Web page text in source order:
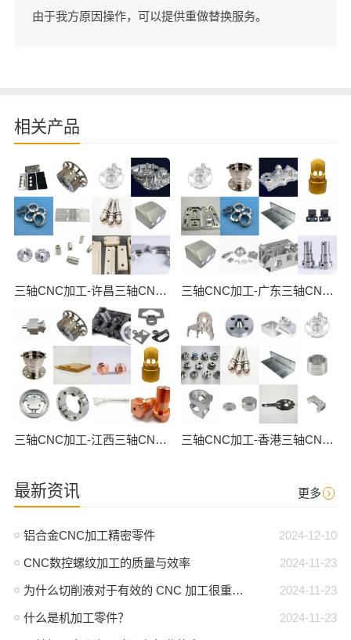
由于我方原因操作，可以提供重做替换服务。
相关产品
三轴CNC加工-许昌三轴CNC数控加工 三轴CNC加工-广东三轴CNC数控加工
三轴CNC加工-江西三轴CNC数控加工 三轴CNC加工-香港三轴CNC数控加工
最新资讯 更多
2024-12-10
铝合金CNC加工精密零件
2024-11-23
CNC数控螺纹加工的质量与效率
2024-11-23
为什么切削液对于有效的 CNC 加工很重要？
2024-11-23
什么是机加工零件？